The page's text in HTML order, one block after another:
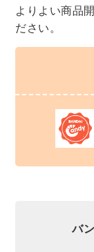
よりよい商品
ださい。
バ